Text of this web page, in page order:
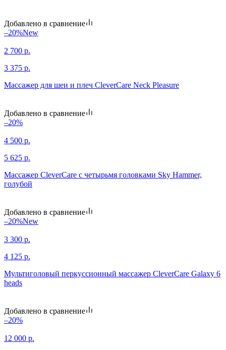
Добавлено в сравнение
–20%New
2 700 р.
3 375 р.
Массажер для шеи и плеч CleverCare Neck Pleasure
Добавлено в сравнение
–20%
4 500 р.
5 625 р.
Массажер CleverCare с четырьмя головками Sky Hammer,
голубой
Добавлено в сравнение
–20%New
3 300 р.
4 125 р.
Мультиголовый перкуссионный массажер CleverCare Galaxy 6
heads
Добавлено в сравнение
–20%
12 000 р.